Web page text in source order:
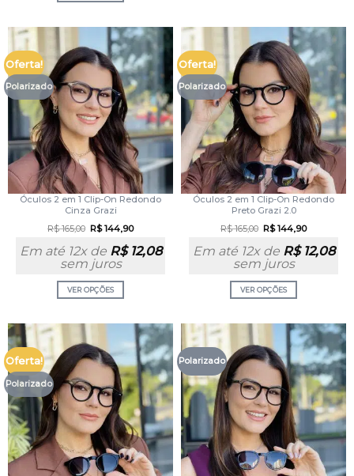
Oferta!
Polarizado
Óculos 2 em 1 Clip-On Redondo
Cinza Grazi
R$165,00 R$144,90
Em até 12x de R$12,08
sem juros
VER OPÇÕES
Oferta!
Polarizado
Óculos 2 em 1 Clip-On Redondo
Preto Grazi 2.0
R$165,00 R$144,90
Em até 12x de R$12,08
sem juros
VER OPÇÕES
Oferta!
Polarizado
Polarizado